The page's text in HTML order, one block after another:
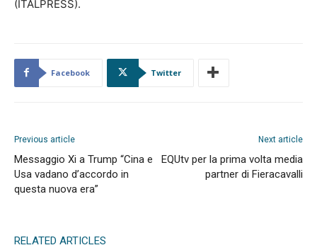
(ITALPRESS).
Facebook Twitter
Previous article
Messaggio Xi a Trump “Cina e
Usa vadano d’accordo in
questa nuova era”
Next article
EQUtv per la prima volta media
partner di Fieracavalli
RELATED ARTICLES